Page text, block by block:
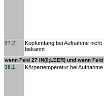
37.2
Kopfumfang bei Aufnahme nicht
bekannt
wenn Feld 27 IN(0;LEER) und wenn Feld
38.1
Körpertemperatur bei Aufnahme